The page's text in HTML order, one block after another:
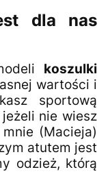
dla nas
koszulki
wartości i
sportową
nie wiesz
(Macieja)
atutem jest
odzież, którą